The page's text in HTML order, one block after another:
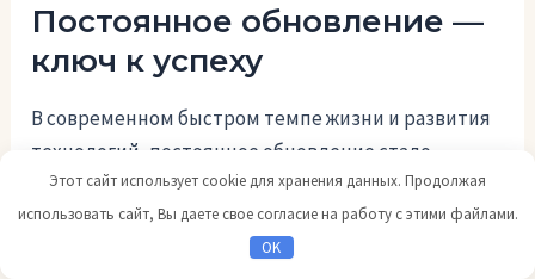
Постоянное обновление —
ключ к успеху
В современном быстром темпе жизни и развития
технологий, постоянное обновление стало
необходимым фактором для успеха в бизнесе.
Организации и предприниматели, которые не
отстают от последних тенденций и не упускают
Этот сайт использует cookie для хранения данных. Продолжая
использовать сайт, Вы даете свое согласие на работу с этими файлами.
OK